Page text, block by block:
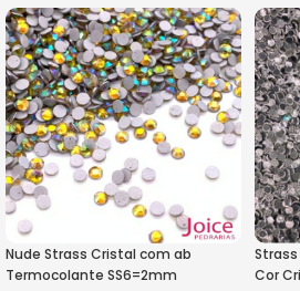
Nude Strass Cristal com ab
Termocolante SS6=2mm
Cor